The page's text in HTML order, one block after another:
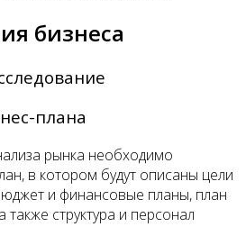
бизнеса
плана
рынка необходимо
в котором будут описаны цели
и финансовые планы, план
структура и персонал